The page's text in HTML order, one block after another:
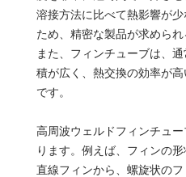
溶接方法に比べて熱影響が
ため、精密な製品が求められ
また、フィンチューブは、
積が広く、熱交換の効率が
です。
高周波ウェルドフィンチュ
ります。例えば、フィンの
直線フィンから、螺旋状の